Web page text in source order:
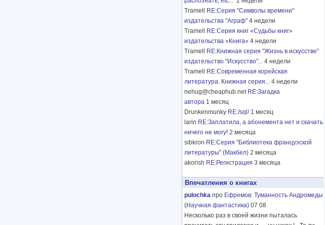
Tramell
RE:Серия "Символы времени"
издательства "Аграф" 4 недели
Tramell
RE:Серия книг «Судьбы книг»
издательства «Книга» 4 недели
Tramell
RE:Книжная серия "Жизнь в искусстве"
издательство "Искусство"... 4 недели
Tramell
RE:Современная корейская
литература. Книжная серия... 4 недели
nehug@cheaphub.net RE:Загадка
автора 1 месяц
Drunkenmunky RE:/sql/ 1 месяц
larin RE:Заплатила, а абонемента нет и скачать
ничего не могу! 2 месяца
sibkron RE:Серия "Библиотека французской
литературы" (Макбел) 2 месяца
akorish RE:Регистрация 3 месяца
Впечатления о книгах
pulochka про Ефремов: Туманность Андромеды
(Научная фантастика) 07 08
Несколько раз в своей жизни пыталась